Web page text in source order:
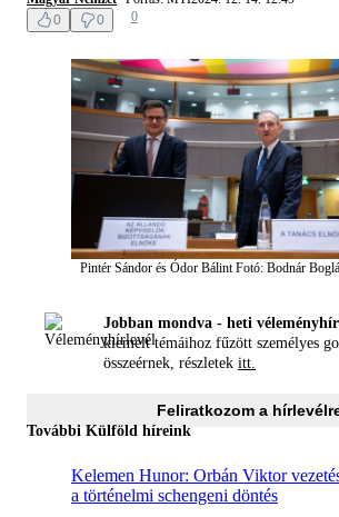
0
0 0
Pintér Sándor és Ódor BálintFotó: Bodnár
Jobban mondva - heti
kiemelt témáihoz fűzött személyes
összeérnek, részletek itt.
Feliratkozom a
További Külföld híreink
Kelemen Hunor: Orbán Viktor
a történelmi schengeni döntés